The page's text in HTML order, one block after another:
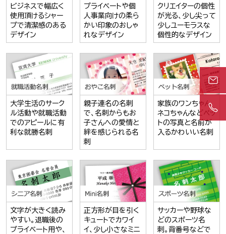
ビジネスで幅広く
使用頂けるシャー
プで清潔感のある
デザイン
プライベートや個
人事業向けの柔ら
かい印象のおしゃ
れなデザイン
クリエイターの個性
が光る、少し尖って
少しユーモラスな
個性的なデザイン
大学生活のサーク
ル活動や就職活動
でのアピールに有
利な就勝名刺
親子連名の名刺
で、名刺からもお
子さんへの愛情と
絆を感じられる名
刺
家族のワンちゃん
ネコちゃんなどペッ
トの写真と名前が
入るかわいい名刺
文字が大きく読み
やすい。退職後の
プライベート用や、
正方形が目を引く
キュートでカワイ
イ、少し小さなミニ
サッカーや野球な
どのスポーツ名
刺。背番号などで